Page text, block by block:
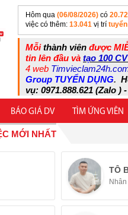
Hôm qua (06/08/2026) có
việc có thêm: 13.041 vị trí
Mỗithành viên được
tin lên đầu và tạo 100
4 web
Group TUYỂN DỤNG.
vụ: 0971.888.621 (Zalo )
BÁO GIÁ DV TÌM ỨNG VIÊN
MỚI NHẤT
TÔ